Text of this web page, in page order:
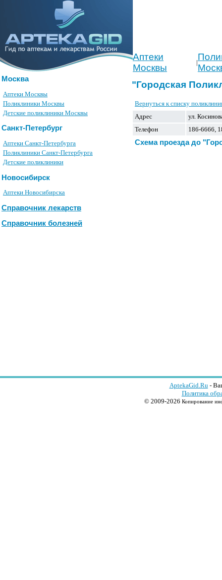
Аптеки
Москвы
|
Москва
Аптеки Москвы
Поликлиники Москвы
Детские поликлиники Москвы
Санкт-Петербург
Аптеки Санкт-Петербурга
Поликлиники Санкт-Петербурга
Детские поликлиники
Новосибирск
Аптеки Новосибирска
Справочник лекарств
Справочник болезней
"Городская
Вернуться к списку
Адрес
ул.
Телефон
186-6666,
Схема проезда до
AptekaGid.Ru-
Политика
© 2009-2026 Копирование